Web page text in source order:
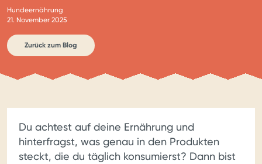
Hundeernährung
21. November 2025
Zurück zum Blog
Du achtest auf deine Ernährung und
hinterfragst, was genau in den Produkten
steckt, die du täglich konsumierst? Dann bist